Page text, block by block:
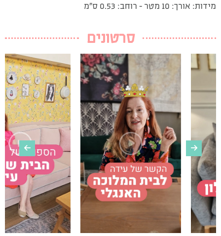
מידות: אורך: 10 מטר – רוחב: 0.53 ס”מ
סרטונים